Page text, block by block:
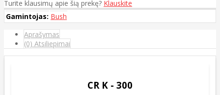
Turite klausimų apie šią prekę? Klauskite
Gamintojas: Bush
Aprašymas
(0) Atsiliepimai
CR K - 300